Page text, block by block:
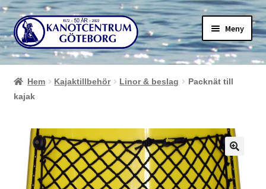
Hoppa
till
navigering
Hoppa
till
innehåll
Meny
Hem Kajaktillbehör Linor & beslag
Packnät till
kajak